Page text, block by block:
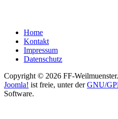
Home
Kontakt
Impressum
Datenschutz
Copyright © 2026 FF-
Joomla! ist freie, unter derGNU/
Software.